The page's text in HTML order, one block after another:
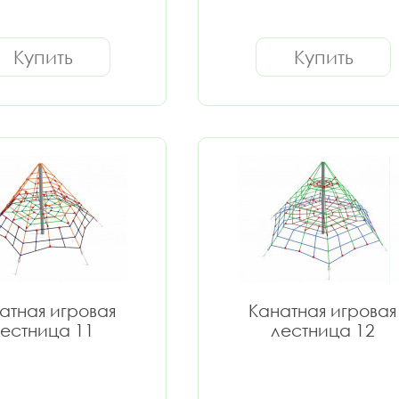
Купить Купить
игровая
11
Канатная игровая
лестница 12